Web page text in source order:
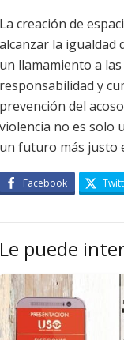
La creación de
alcanzar la igualdad
un llamamiento a
responsabilidad y
prevención del
violencia no es solo
un futuro más justo
Facebook
Le puede